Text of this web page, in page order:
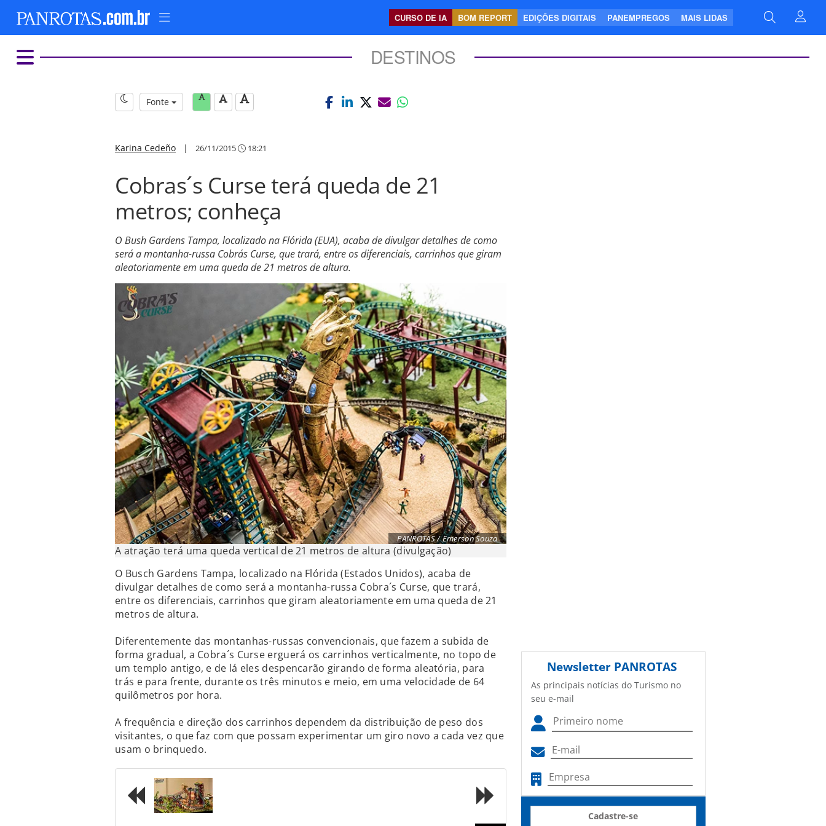
CURSO DE IA BOM REPORT EDIÇÕES DIGITAIS PANEMPREGOS MAIS LIDAS
DESTINOS
Fonte
Karina Cedeño | 26/11/2015 18:21
Cobras´s Curse terá queda de 21
metros; conheça
O Bush Gardens Tampa, localizado na Flórida (EUA), acaba de divulgar detalhes de como
será a montanha-russa Cobra´s Curse, que trará, entre os diferenciais, carrinhos que giram
aleatoriamente em uma queda de 21 metros de altura.
PANROTAS / Emerson Souza
A atração terá uma queda vertical de 21 metros de altura (divulgação)
O Busch Gardens Tampa, localizado na Flórida (Estados Unidos), acaba de
divulgar detalhes de como será a montanha-russa Cobra´s Curse, que trará,
entre os diferenciais, carrinhos que giram aleatoriamente em uma queda de 21
metros de altura.
Diferentemente das montanhas-russas convencionais, que fazem a subida de
forma gradual, a Cobra´s Curse erguerá os carrinhos verticalmente, no topo de
um templo antigo, e de lá eles despencarão girando de forma aleatória, para
trás e para frente, durante os três minutos e meio, em uma velocidade de 64
quilômetros por hora.
A frequência e direção dos carrinhos dependem da distribuição de peso dos
visitantes, o que faz com que possam experimentar um giro novo a cada vez que
usam o brinquedo.
Newsletter PANROTAS
As principais notícias do Turismo no
seu e-mail
Cadastre-se